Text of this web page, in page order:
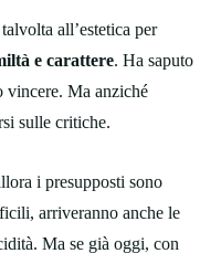
all’estetica per
e carattere. Ha saputo
vincere. Ma anziché
sulle critiche.
i presupposti sono
arriveranno anche le
Ma se già oggi, con